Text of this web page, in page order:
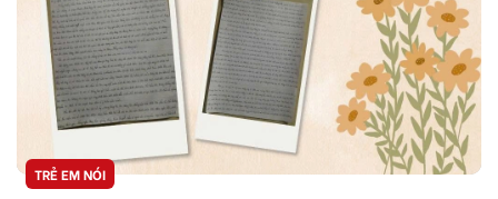
TRẺ EM NÓI